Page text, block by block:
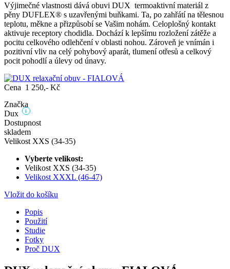
Výjimečné vlastnosti dává obuvi DUX termoaktivní materiál z
pěny DUFLEX® s uzavřenými buňkami. Ta, po zahřátí na tělesnou
teplotu, měkne a přizpůsobí se Vašim nohám. Celoplošný kontakt
aktivuje receptory chodidla. Dochází k lepšímu rozložení zátěže a
pocitu celkového odlehčení v oblasti nohou. Zároveň je vnímán i
pozitivní vliv na celý pohybový aparát, tlumení otřesů a celkový
pocit pohodlí a úlevy od únavy.
Cena 1 250,- Kč
Značka
Dux
i
Dostupnost
skladem
Velikost XXS (34-35)
Vyberte velikost:
Velikost XXS (34-35)
Velikost XXXL (46-47)
Vložit do košíku
Popis
Použití
Studie
Fotky
Proč DUX